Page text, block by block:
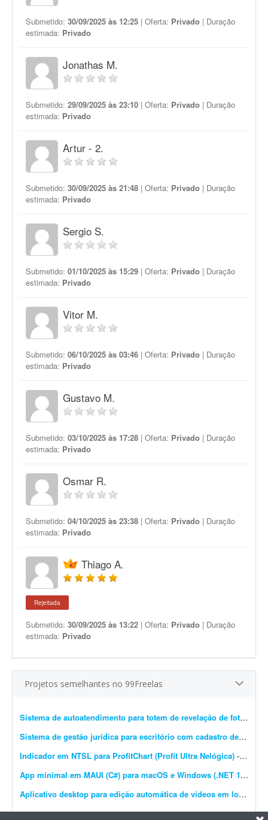
Submetido: 30/09/2025 às 12:25 | Oferta: Privado | Duração
estimada: Privado
Jonathas M.
Submetido: 29/09/2025 às 23:10 | Oferta: Privado | Duração
estimada: Privado
Artur - 2.
Submetido: 30/09/2025 às 21:48 | Oferta: Privado | Duração
estimada: Privado
Sergio S.
Submetido: 01/10/2025 às 15:29 | Oferta: Privado | Duração
estimada: Privado
Vitor M.
Submetido: 06/10/2025 às 03:46 | Oferta: Privado | Duração
estimada: Privado
Gustavo M.
Submetido: 03/10/2025 às 17:28 | Oferta: Privado | Duração
estimada: Privado
Osmar R.
Submetido: 04/10/2025 às 23:38 | Oferta: Privado | Duração
estimada: Privado
Thiago A.
Rejeitada
Submetido: 30/09/2025 às 13:22 | Oferta: Privado | Duração
estimada: Privado
Projetos semelhantes no 99Freelas
Sistema de autoatendimento para totem de revelação de fotos
Sistema de gestão jurídica para escritório com cadastro de clientes e agenda
Indicador em NTSL para ProfitChart (Profit Ultra Nelógica) - Preciso de um programador especializado em mercado financeiro, sobretudo no ProfitChart (Profit Ultra da Nelógica), com conhecimento da linguagem NTSL, para criar um indicador semelhante ao ...
App minimal em MAUI (C#) para macOS e Windows (.NET 10)-
Aplicativo desktop para edição automática de vídeos em lotes